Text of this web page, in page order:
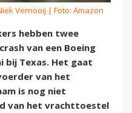
Vernooij | Foto: Amazon
hebben twee
van een Boeing
bij Texas. Het gaat
van het
is nog niet
van het vrachttoestel